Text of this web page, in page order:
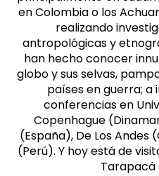
en Colombia o los
realizando
antropológicas y
han hecho conocer
globo y sus selvas,
países en guerra;
conferencias en
Copenhague
(España), De Los
(Perú). Y hoy está de
Tarapacá